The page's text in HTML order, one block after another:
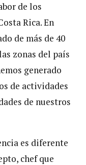
de los
Rica. En
de más de 40
zonas del país
generado
de actividades
de nuestros
es diferente
chef que